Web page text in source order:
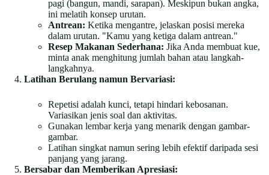
pagi (bangun, mandi, sarapan). Meskipun bukan angka,
ini melatih konsep urutan.
Antrean: Ketika mengantre, jelaskan posisi mereka
dalam urutan. "Kamu yang ketiga dalam antrean."
Resep Makanan Sederhana: Jika Anda membuat kue,
minta anak menghitung jumlah bahan atau langkah-
langkahnya.
Latihan Berulang namun Bervariasi:
Repetisi adalah kunci, tetapi hindari kebosanan.
Variasikan jenis soal dan aktivitas.
Gunakan lembar kerja yang menarik dengan gambar-
gambar.
Latihan singkat namun sering lebih efektif daripada sesi
panjang yang jarang.
Bersabar dan Memberikan Apresiasi: